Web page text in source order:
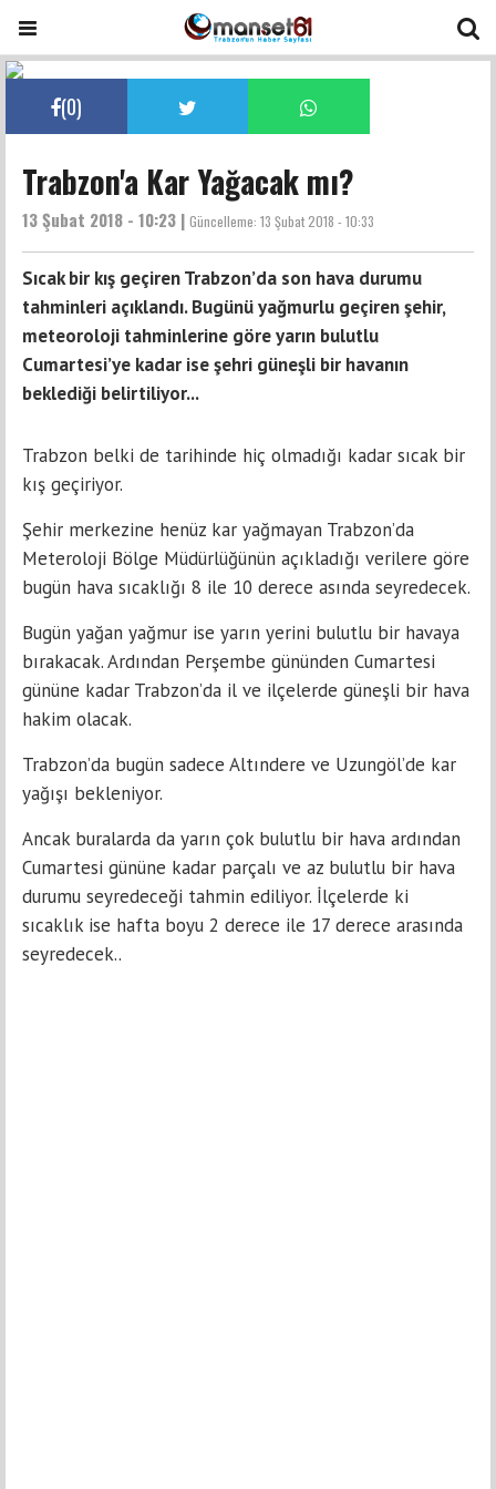
(0)
Trabzon'a Kar Yağacak mı?
13 Şubat 2018 - 10:23 | Güncelleme: 13 Şubat 2018 - 10:33
Sıcak bir kış geçiren Trabzon’da son hava durumu
tahminleri açıklandı. Bugünü yağmurlu geçiren şehir,
meteoroloji tahminlerine göre yarın bulutlu
Cumartesi’ye kadar ise şehri güneşli bir havanın
beklediği belirtiliyor...
Trabzon belki de tarihinde hiç olmadığı kadar sıcak bir
kış geçiriyor.
Şehir merkezine henüz kar yağmayan Trabzon’da
Meteroloji Bölge Müdürlüğünün açıkladığı verilere göre
bugün hava sıcaklığı 8 ile 10 derece asında seyredecek.
Bugün yağan yağmur ise yarın yerini bulutlu bir havaya
bırakacak. Ardından Perşembe gününden Cumartesi
gününe kadar Trabzon’da il ve ilçelerde güneşli bir hava
hakim olacak.
Trabzon’da bugün sadece Altındere ve Uzungöl’de kar
yağışı bekleniyor.
Ancak buralarda da yarın çok bulutlu bir hava ardından
Cumartesi gününe kadar parçalı ve az bulutlu bir hava
durumu seyredeceği tahmin ediliyor. İlçelerde ki
sıcaklık ise hafta boyu 2 derece ile 17 derece arasında
seyredecek..